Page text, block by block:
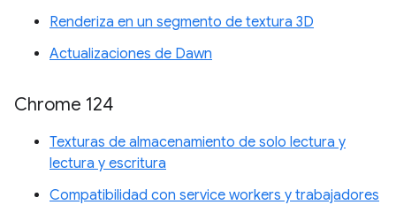
Renderiza en un segmento de textura 3D
Actualizaciones de Dawn
Chrome 124
Texturas de almacenamiento de solo lectura y
lectura y escritura
Compatibilidad con service workers y trabajadores